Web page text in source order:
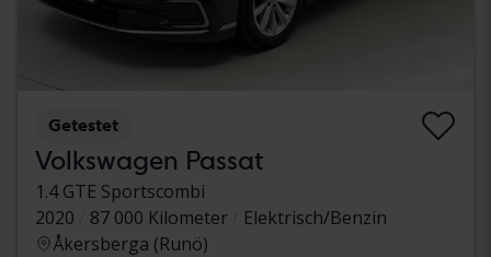
Getestet
Volkswagen Passat
1.4 GTE Sportscombi
2020
87 000 Kilometer
Elektrisch/Benzin
Åkersberga (Runö)